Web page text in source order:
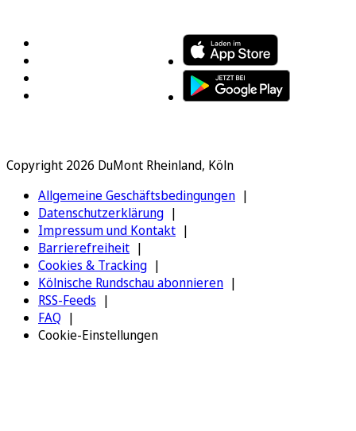
Copyright 2026 DuMont Rheinland, Köln
Allgemeine Geschäftsbedingungen
Datenschutzerklärung
Impressum und Kontakt
Barrierefreiheit
Cookies & Tracking
Kölnische Rundschau abonnieren
RSS-Feeds
FAQ
Cookie-Einstellungen